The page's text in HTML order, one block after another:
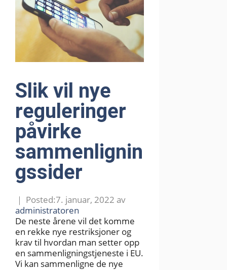
Slik vil nye
reguleringer
påvirke
sammenlignin
gssider
7. januar, 2022 av
administratoren
De neste årene vil det komme
en rekke nye restriksjoner og
krav til hvordan man setter opp
en sammenligningstjeneste i EU.
Vi kan sammenligne de nye